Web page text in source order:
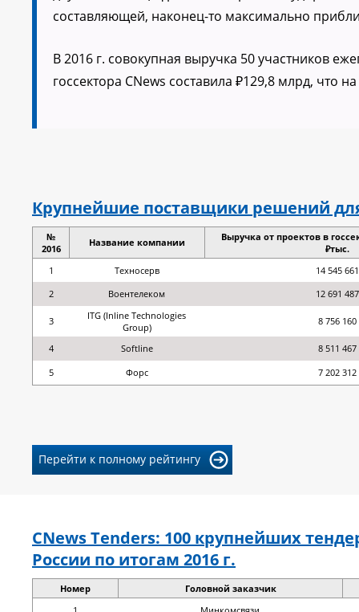
составляющей, наконец-то максимально
В 2016 г. совокупная выручка 50 участников
госсектора CNews составила ₽129,8 млрд, что
Крупнейшие поставщики решений для
№
2016
Название компании
Выручка от проектов в
₽тыс.
1
Техносерв
14 545 661
2
Воентелеком 12 691 487
3
ITG (Inline Technologies
Group)
8 756 160
4 Softline
8 511 467
5
Форс 7 202 312
Перейти к полному рейтингу
CNews Tenders: 100 крупнейших
России по итогам 2016 г.
Номер
Головной заказчик